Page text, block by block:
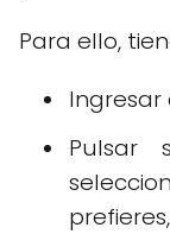
Para ello,
Ingresar